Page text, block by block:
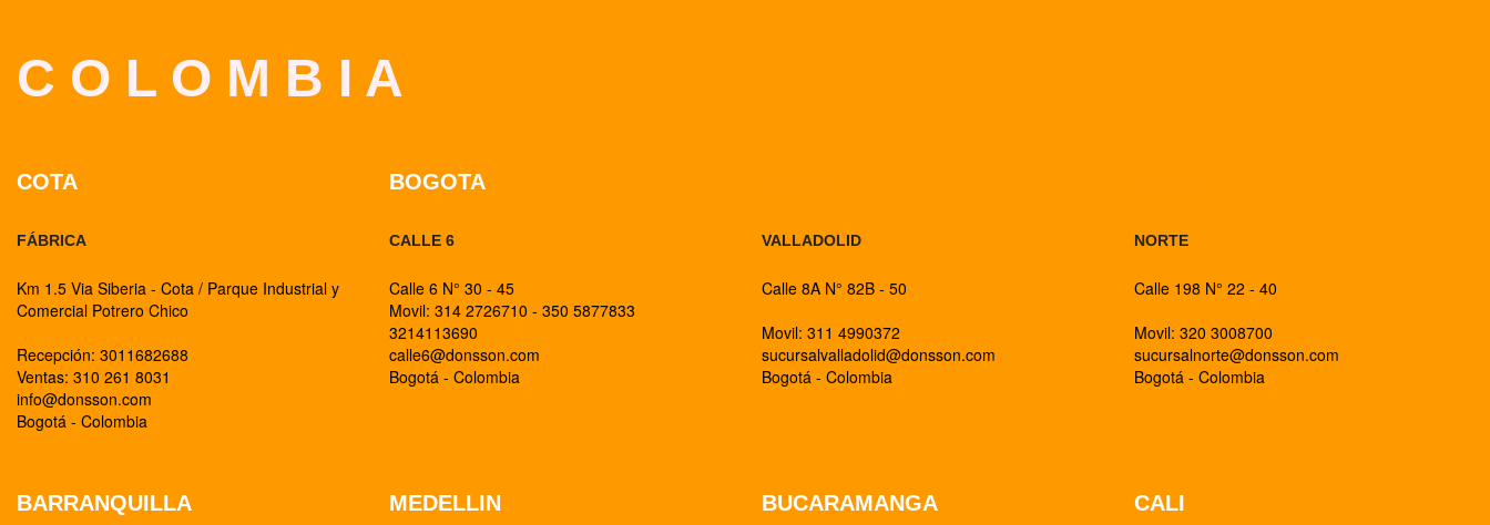
C O L O M B I A
COTA
FÁBRICA
Km 1.5 Via Siberia - Cota / Parque Industrial y
Comercial Potrero Chico
Recepción: 3011682688
Ventas: 310 261 8031
info@donsson.com
Bogotá - Colombia
BOGOTA
CALLE 6
Calle 6 N° 30 - 45
Movil: 314 2726710 - 350 5877833
3214113690
calle6@donsson.com
Bogotá - Colombia
VALLADOLID
Calle 8A N° 82B - 50
Movil: 311 4990372
sucursalvalladolid@donsson.com
Bogotá - Colombia
NORTE
Calle 198 N° 22 - 40
Movil: 320 3008700
sucursalnorte@donsson.com
Bogotá - Colombia
BARRANQUILLA MEDELLIN BUCARAMANGA CALI